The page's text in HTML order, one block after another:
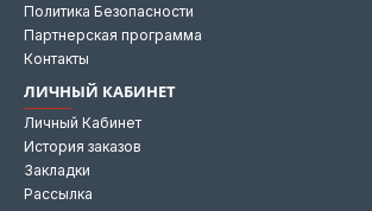
Политика Безопасности
Партнерская программа
Контакты
ЛИЧНЫЙ КАБИНЕТ
Личный Кабинет
История заказов
Закладки
Рассылка